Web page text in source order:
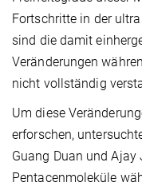
Fortschritte in der
sind die damit
Veränderungen
nicht vollständig
Um diese
erforschen,
Guang Duan und Ajay
Pentacenmoleküle